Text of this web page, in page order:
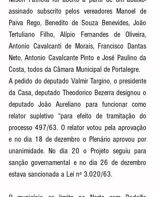
assinado subscrito pelos vereadores Manoel de
Paiva Rego, Benedito de Souza Benevides, João
Tertuliano Filho, Alípio Fernandes de Oliveira,
Antonio Cavalcanti de Morais, Francisco Dantas
Neto, Antonio Cavalcante Pinto e José Paulino da
Costa, todos da Câmara Municipal de Portalegre.
A pedido do deputado Valmir Targino, o presidente
da Casa, deputado Theodorico Bezerra designou o
deputado João Aureliano para funcionar como
relator supletivo “para efeito de tramitação do
processo 497/63. O relator votou pela aprovação
e no dia 18 de dezembro o Plenário aprovou por
unanimidade. No dia 20 o Projeto seguiu para
sanção governamental e no dia 26 de dezembro
estava sancionada a Lei nº 3.020/63.